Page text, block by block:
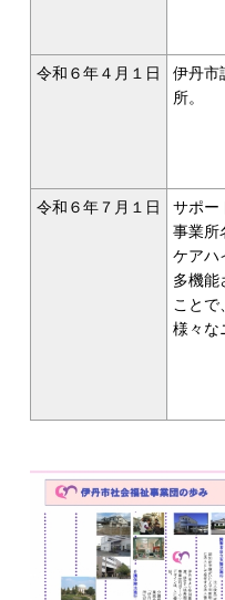
令和６年４月１日
伊丹市
所。
令和６年７月１日
サポー
事業所
ケアハ
多機能
ことで
様々な